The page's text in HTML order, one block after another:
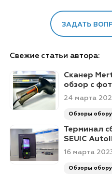
ЗАДАТЬ
Свежие статьи автора:
Сканер
обзор с
24 марта
Обзоры
Терминал
SEUIC
16 марта
Обзоры